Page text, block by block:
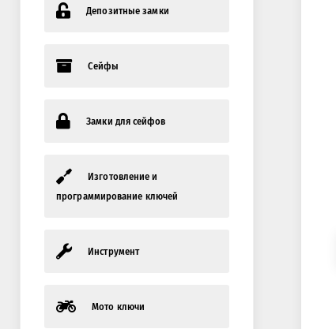
Депозитные замки
Сейфы
Замки для сейфов
Изготовление и
программирование ключей
Инструмент
Мото ключи